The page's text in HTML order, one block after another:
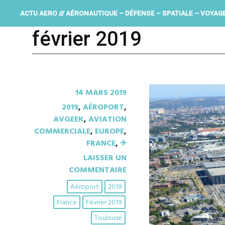
ACTU AERO /// AÉRONAUTIQUE – DÉFENSE – SPATIALE –
février 2019
14 MARS 2019
2019,AÉROPORT,
AVGEEK,AVIATION
COMMERCIALE, EUROPE,
FRANCE, ✈︎
LAISSER UN
COMMENTAIRE
2019
Aéroport
Février 2019
France
Toulouse